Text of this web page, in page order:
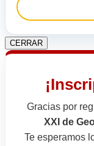
CERRAR
Gracias por
XXI de
Te esperamos